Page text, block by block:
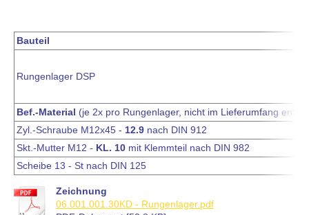
Bauteil
Rungenlager DSP
Bef.-Material (je 2x pro Rungenlager, nicht im Lieferumfang enth.)
Zyl.-Schraube M12x45 - 12.9 nach DIN 912
Skt.-Mutter M12 - KL. 10 mit Klemmteil nach DIN 982
Scheibe 13 - St nach DIN 125
Zeichnung
06.001.001.30KD - Rungenlager.pdf